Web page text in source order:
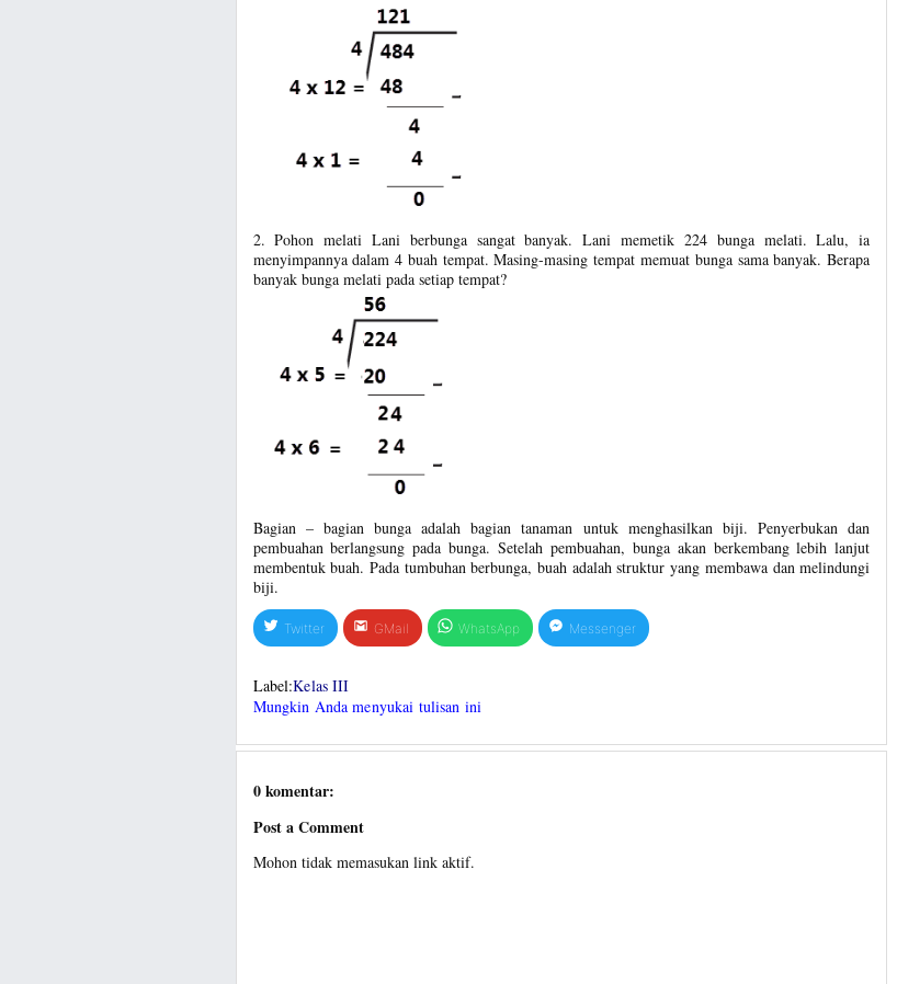
2. Pohon melati Lani berbunga sangat banyak. Lani memetik 224 bunga melati. Lalu, ia
menyimpannya dalam 4 buah tempat. Masing-masing tempat memuat bunga sama banyak. Berapa
banyak bunga melati pada setiap tempat?
Bagian – bagian bunga adalah bagian tanaman untuk menghasilkan biji. Penyerbukan dan
pembuahan berlangsung pada bunga. Setelah pembuahan, bunga akan berkembang lebih lanjut
membentuk buah. Pada tumbuhan berbunga, buah adalah struktur yang membawa dan melindungi
biji.
Twitter GMail WhatsApp Messenger
Label:Kelas III
Mungkin Anda menyukai tulisan ini
0 komentar:
Post a Comment
Mohon tidak memasukan link aktif.